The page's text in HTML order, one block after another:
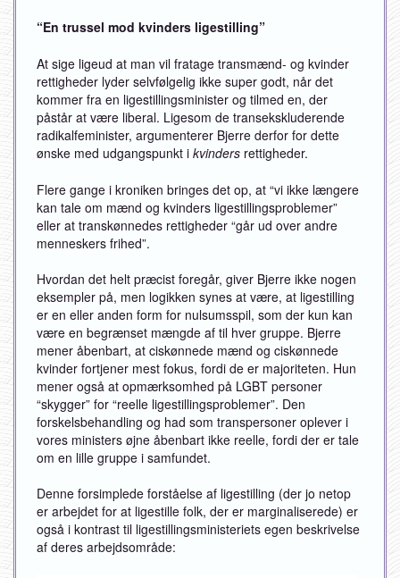
“En trussel mod kvinders ligestilling”
At sige ligeud at man vil fratage transmænd- og kvinder
rettigheder lyder selvfølgelig ikke super godt, når det
kommer fra en ligestillingsminister og tilmed en, der
påstår at være liberal. Ligesom de transekskluderende
radikalfeminister, argumenterer Bjerre derfor for dette
ønske med udgangspunkt i kvindersrettigheder.
Flere gange i kroniken bringes det op, at “vi ikke længere
kan tale om mænd og kvinders ligestillingsproblemer”
eller at transkønnedes rettigheder “går ud over andre
menneskers frihed”.
Hvordan det helt præcist foregår, giver Bjerre ikke nogen
eksempler på, men logikken synes at være, at ligestilling
er en eller anden form for nulsumsspil, som der kun kan
være en begrænset mængde af til hver gruppe. Bjerre
mener åbenbart, at ciskønnede mænd og ciskønnede
kvinder fortjener mest fokus, fordi de er majoriteten. Hun
mener også at opmærksomhed på LGBT personer
“skygger” for “reelle ligestillingsproblemer”. Den
forskelsbehandling og had som transpersoner oplever i
vores ministers øjne åbenbart ikke reelle, fordi der er tale
om en lille gruppe i samfundet.
Denne forsimplede forståelse af ligestilling (der jo netop
er arbejdet for at ligestille folk, der er marginaliserede) er
også i kontrast til ligestillingsministeriets egen beskrivelse
af deres arbejdsområde: